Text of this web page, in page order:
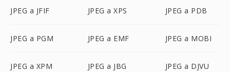
JPEG a JFIF JPEG a XPS JPEG a PDB
JPEG a PGM JPEG a EMF JPEG a MOBI
JPEG a XPM JPEG a JBG JPEG a DJVU